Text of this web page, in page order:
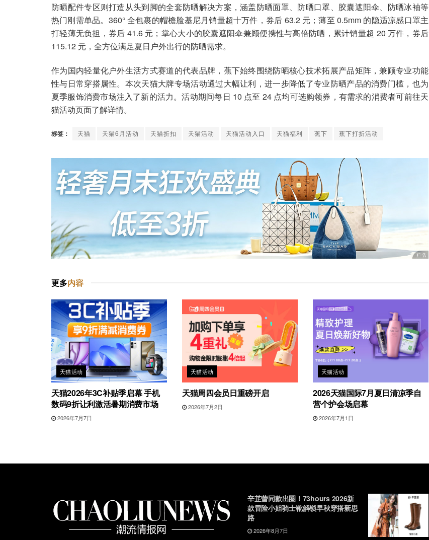
防晒配件专区则打造从头到脚的全套防晒解决方案，涵盖防晒面罩、防晒口罩、胶囊遮阳伞、防晒冰袖等
热门刚需单品。360° 全包裹的帽檐脸基尼月销量超十万件，券后 63.2 元；薄至 0.5mm 的隐适凉感口罩主
打轻薄无负担，券后 41.6 元；掌心大小的胶囊遮阳伞兼顾便携性与高倍防晒，累计销量超 20 万件，券后
115.12 元，全方位满足夏日户外出行的防晒需求。
作为国内轻量化户外生活方式赛道的代表品牌，蕉下始终围绕防晒核心技术拓展产品矩阵，兼顾专业功能
性与日常穿搭属性。本次天猫大牌专场活动通过大幅让利，进一步降低了专业防晒产品的消费门槛，也为
夏季服饰消费市场注入了新的活力。活动期间每日 10 点至 24 点均可选购领券，有需求的消费者可前往天
猫活动页面了解详情。
标签： 天猫 天猫6月活动 天猫折扣 天猫活动 天猫活动入口 天猫福利 蕉下 蕉下打折活动
更多内容
天猫活动
天猫2026年3C补贴季启幕 手机
数码9折让利激活暑期消费市场
2026年7月7日
天猫活动
天猫周四会员日重磅开启
2026年7月2日
天猫活动
2026天猫国际7月夏日清凉季自
营个护会场启幕
2026年7月1日
辛芷蕾同款出圈！73hours 2026新
款冒险小姐骑士靴解锁早秋穿搭新思
路
2026年8月7日